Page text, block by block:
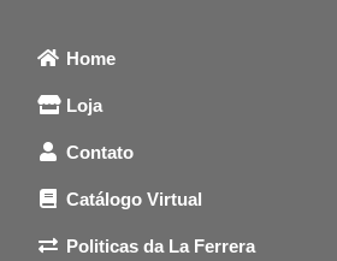
Home
Loja
Contato
Catálogo Virtual
Politicas da La Ferrera